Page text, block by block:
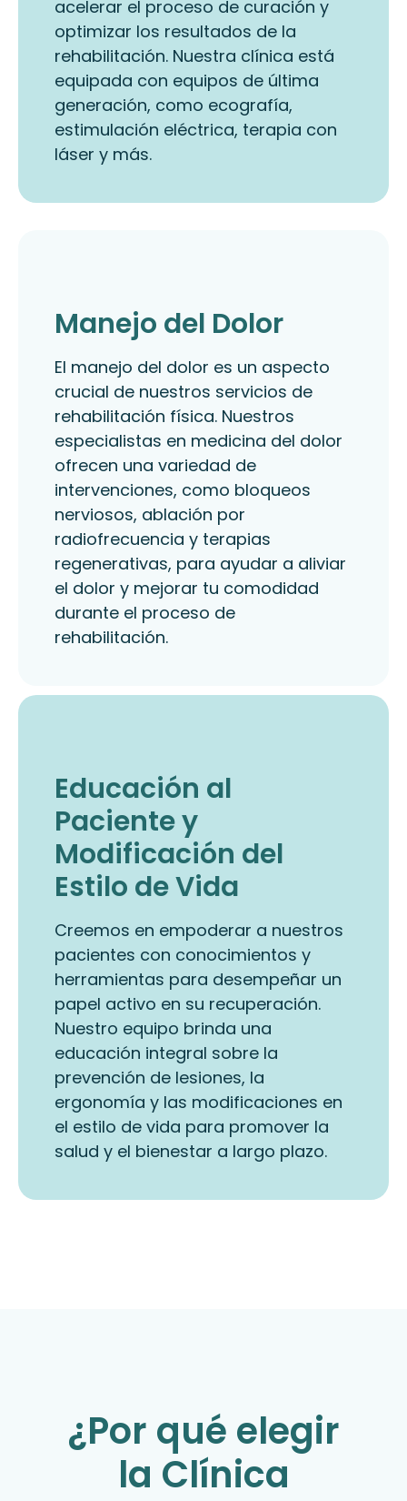
acelerar el proceso de curación y
optimizar los resultados de la
rehabilitación. Nuestra clínica está
equipada con equipos de última
generación, como ecografía,
estimulación eléctrica, terapia con
láser y más.
Manejo del Dolor
El manejo del dolor es un aspecto
crucial de nuestros servicios de
rehabilitación física. Nuestros
especialistas en medicina del dolor
ofrecen una variedad de
intervenciones, como bloqueos
nerviosos, ablación por
radiofrecuencia y terapias
regenerativas, para ayudar a aliviar
el dolor y mejorar tu comodidad
durante el proceso de
rehabilitación.
Educación al
Paciente y
Modificación del
Estilo de Vida
Creemos en empoderar a nuestros
pacientes con conocimientos y
herramientas para desempeñar un
papel activo en su recuperación.
Nuestro equipo brinda una
educación integral sobre la
prevención de lesiones, la
ergonomía y las modificaciones en
el estilo de vida para promover la
salud y el bienestar a largo plazo.
¿Por qué elegir
la Clínica